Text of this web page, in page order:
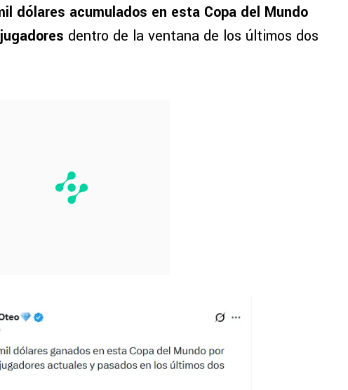
dólares acumulados en esta Copa del Mundo
dentro de la ventana de los últimos dos